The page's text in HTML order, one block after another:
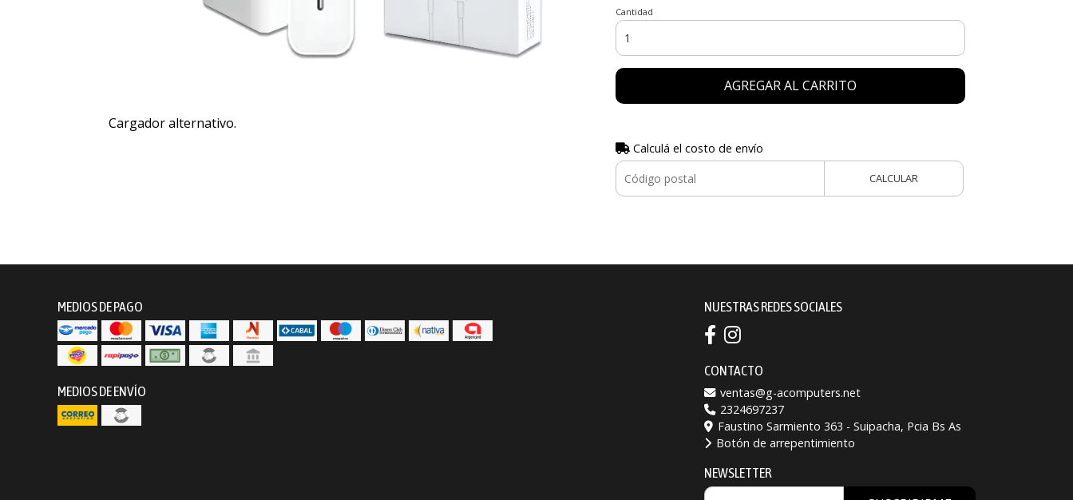
Cargador alternativo.
Cantidad
AGREGAR AL CARRITO
Calculá el costo de envío
CALCULAR
MEDIOS DE PAGO
MEDIOS DE ENVÍO
NUESTRAS REDES SOCIALES
CONTACTO
ventas@g-acomputers.net
2324697237
Faustino Sarmiento 363 - Suipacha, Pcia Bs As
Botón de arrepentimiento
NEWSLETTER